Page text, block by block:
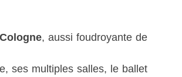
Cologne, aussi foudroyante de
ses multiples salles, le ballet